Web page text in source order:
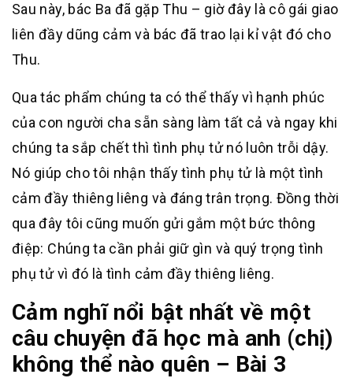
Sau này, bác Ba đã gặp Thu – giờ đây là cô gái giao
liên đầy dũng cảm và bác đã trao lại kỉ vật đó cho
Thu.
Qua tác phẩm chúng ta có thể thấy vì hạnh phúc
của con người cha sẵn sàng làm tất cả và ngay khi
chúng ta sắp chết thì tình phụ tử nó luôn trỗi dậy.
Nó giúp cho tôi nhận thấy tình phụ tử là một tình
cảm đầy thiêng liêng và đáng trân trọng. Đồng thời
qua đây tôi cũng muốn gửi gắm một bức thông
điệp: Chúng ta cần phải giữ gìn và quý trọng tình
phụ tử vì đó là tình cảm đầy thiêng liêng.
Cảm nghĩ nổi bật nhất về một
câu chuyện đã học mà anh (chị)
không thể nào quên – Bài 3